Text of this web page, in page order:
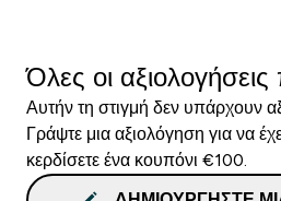
Όλες οι
Αυτήν τη στιγμή δεν υπάρχουν
Γράψτε μια αξιολόγηση για να
κερδίσετε ένα κουπόνι €100.